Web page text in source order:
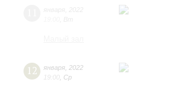
12 января 2022
19:00 Ср